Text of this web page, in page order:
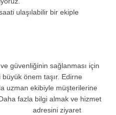
ulaşılabilir bir ekiple
ve güvenliğinin sağlanması için
önem taşır. Edirne
uzman ekibiyle müşterilerine
fazla bilgi almak ve hizmet
adresini ziyaret